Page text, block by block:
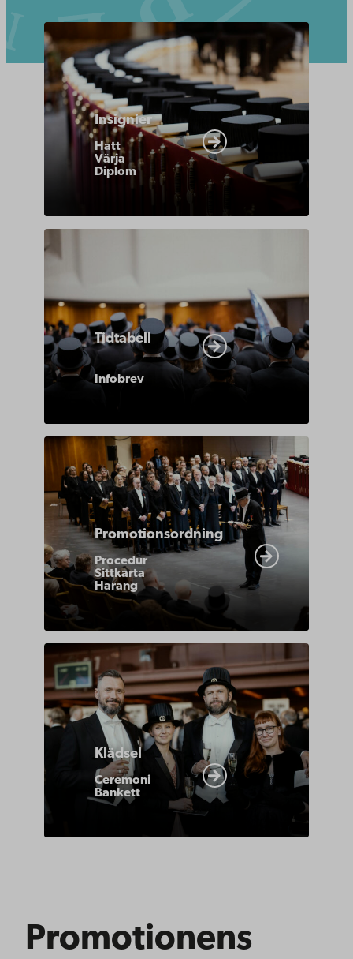
Insignier
Hatt
Värja
Diplom
https://www.abo.fi/om-
abo-
akademi/akademiska-
traditioner/promotion-
promovendi-
insignier/
Tidtabell
Infobrev
Promotionsordning
Procedur
Sittkarta
Harang
Klädsel
Ceremoni
Bankett
https://www.abo.fi/om-
abo-
akademi/akademiska-
traditioner/promotion-
promovendi-
kladsel/
Promotionens